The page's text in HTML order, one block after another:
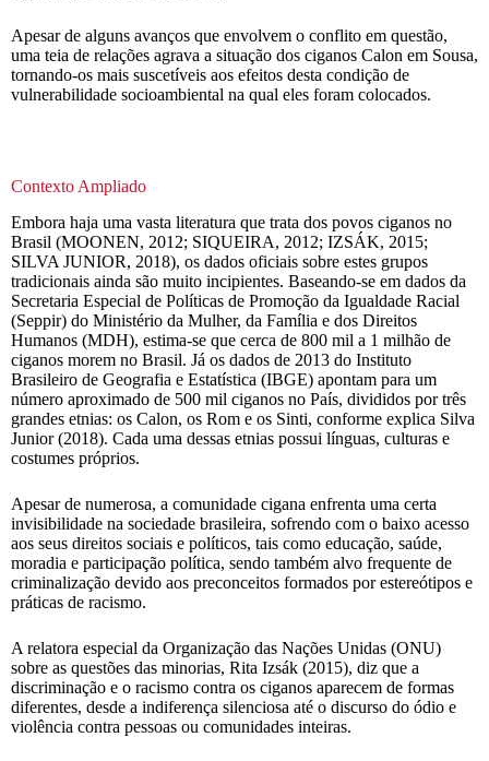
Apesar de alguns avanços que envolvem o conflito em questão,
uma teia de relações agrava a situação dos ciganos Calon em Sousa,
tornando-os mais suscetíveis aos efeitos desta condição de
vulnerabilidade socioambiental na qual eles foram colocados.
Contexto Ampliado
Embora haja uma vasta literatura que trata dos povos ciganos no
Brasil (MOONEN, 2012; SIQUEIRA, 2012; IZSÁK, 2015;
SILVA JUNIOR, 2018), os dados oficiais sobre estes grupos
tradicionais ainda são muito incipientes. Baseando-se em dados da
Secretaria Especial de Políticas de Promoção da Igualdade Racial
(Seppir) do Ministério da Mulher, da Família e dos Direitos
Humanos (MDH), estima-se que cerca de 800 mil a 1 milhão de
ciganos morem no Brasil. Já os dados de 2013 do Instituto
Brasileiro de Geografia e Estatística (IBGE) apontam para um
número aproximado de 500 mil ciganos no País, divididos por três
grandes etnias: os Calon, os Rom e os Sinti, conforme explica Silva
Junior (2018). Cada uma dessas etnias possui línguas, culturas e
costumes próprios.
Apesar de numerosa, a comunidade cigana enfrenta uma certa
invisibilidade na sociedade brasileira, sofrendo com o baixo acesso
aos seus direitos sociais e políticos, tais como educação, saúde,
moradia e participação política, sendo também alvo frequente de
criminalização devido aos preconceitos formados por estereótipos e
práticas de racismo.
A relatora especial da Organização das Nações Unidas (ONU)
sobre as questões das minorias, Rita Izsák (2015), diz que a
discriminação e o racismo contra os ciganos aparecem de formas
diferentes, desde a indiferença silenciosa até o discurso do ódio e
violência contra pessoas ou comunidades inteiras.